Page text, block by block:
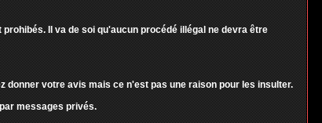
Il va de soi qu'aucun procédé illégal ne devra être
votre avis mais ce n'est pas une raison pour les insulter.
messages privés.